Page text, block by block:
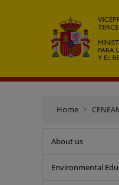
Home
About us
Environmental